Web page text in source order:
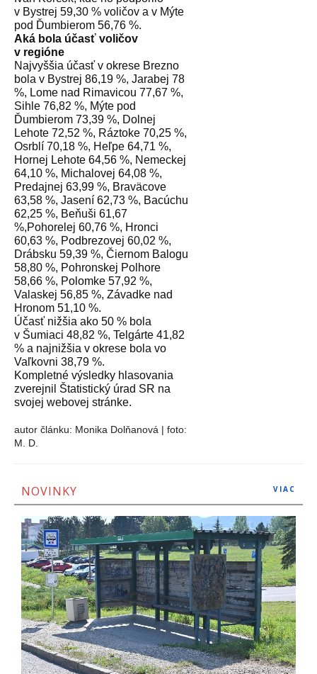
v Bystrej 59,30 % voličov a v Mýte
pod Ďumbierom 56,76 %.
Aká bola účasť voličov
v regióne
Najvyššia účasť v okrese Brezno
bola v Bystrej 86,19 %, Jarabej 78
%, Lome nad Rimavicou 77,67 %,
Sihle 76,82 %, Mýte pod
Ďumbierom 73,39 %, Dolnej
Lehote 72,52 %, Ráztoke 70,25 %,
Osrblí 70,18 %, Heľpe 64,71 %,
Hornej Lehote 64,56 %, Nemeckej
64,10 %, Michalovej 64,08 %,
Predajnej 63,99 %, Braväcove
63,58 %, Jasení 62,73 %, Bacúchu
62,25 %, Beňuši 61,67
%,Pohorelej 60,76 %, Hronci
60,63 %, Podbrezovej 60,02 %,
Drábsku 59,39 %, Čiernom Balogu
58,80 %, Pohronskej Polhore
58,66 %, Polomke 57,92 %,
Valaskej 56,85 %, Závadke nad
Hronom 51,10 %.
Účasť nižšia ako 50 % bola
v Šumiaci 48,82 %, Telgárte 41,82
% a najnižšia v okrese bola vo
Vaľkovni 38,79 %.
Kompletné výsledky hlasovania
zverejnil Štatistický úrad SR na
svojej webovej stránke.
autor článku: Monika Dolňanová | foto:
M. D.
NOVINKY VIAC